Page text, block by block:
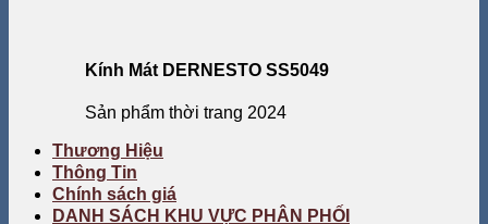
Kính Mát DERNESTO SS5049
Sản phẩm thời trang 2024
Thương Hiệu
Thông Tin
Chính sách giá
DANH SÁCH KHU VỰC PHÂN PHỐI